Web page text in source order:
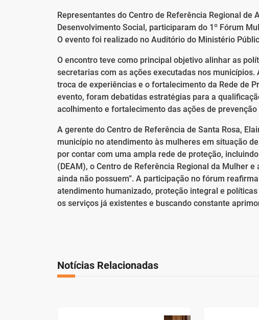
Representantes do Centro de Referência Regional de
Desenvolvimento Social, participaram do 1º Fórum
O evento foi realizado no Auditório do Ministério
O encontro teve como principal objetivo alinhar as
secretarias com as ações executadas nos
troca de experiências e o fortalecimento da Rede de
evento, foram debatidas estratégias para a
acolhimento e fortalecimento das ações de
A gerente do Centro de Referência de Santa Rosa,
município no atendimento às mulheres em situação
por contar com uma ampla rede de proteção,
(DEAM), o Centro de Referência Regional da Mulher
ainda não possuem”. A participação no fórum
atendimento humanizado, proteção integral e
os serviços já existentes e buscando constante
Notícias Relacionadas